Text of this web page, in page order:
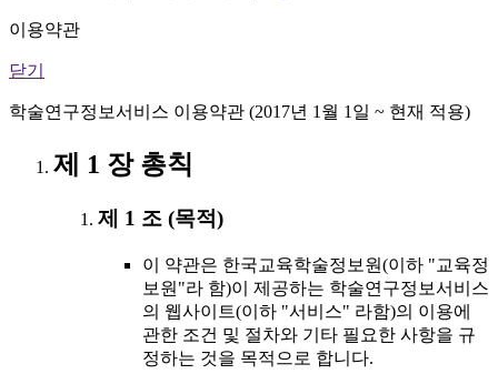
이용약관
닫기
학술연구정보서비스 이용약관 (2017년 1월 1일 ~ 현재 적용)
제 1 장 총칙
제 1 조 (목적)
이 약관은 한국교육학술정보원(이하 "교육정
보원"라 함)이 제공하는 학술연구정보서비스
의 웹사이트(이하 "서비스" 라함)의 이용에
관한 조건 및 절차와 기타 필요한 사항을 규
정하는 것을 목적으로 합니다.